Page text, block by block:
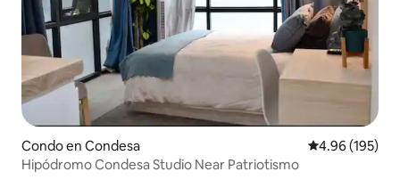
Condo en Condesa Calificación
4.96 (195)
Hipódromo Condesa Studio Near Patriotismo